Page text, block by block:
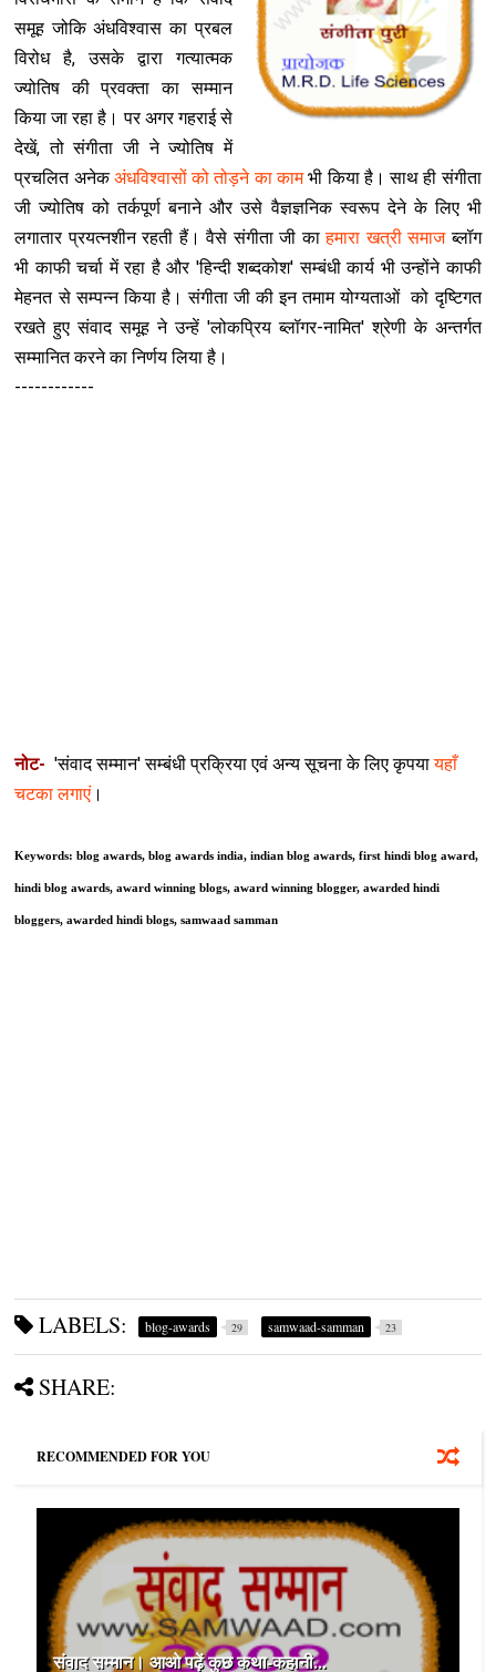
समूह जोकि अंधविश्वास का प्रबल
विरोध है, उसके द्वारा गत्यात्मक
ज्योतिष की प्रवक्ता का सम्मान
किया जा रहा है। पर अगर गहराई से
देखें, तो संगीता जी ने ज्योतिष में
प्रचलित अनेकअंधविश्वासों को तोड़ने का कामभी किया है। साथ ही संगीता
जी ज्योतिष को तर्कपूर्ण बनाने और उसे वैज्ञज्ञनिक स्वरूप देने के लिए भी
लगातार प्रयत्नशीन रहती हैं। वैसे संगीता जी काहमारा खत्री समाजब्लॉग
भी काफी चर्चा में रहा है और 'हिन्दी शब्दकोश' सम्बंधी कार्य भी उन्होंने काफी
मेहनत से सम्पन्न किया है। संगीता जी की इन तमाम योग्यताओं को दृष्टिगत
रखते हुए संवाद समूह ने उन्हें 'लोकप्रिय ब्लॉगर-नामित' श्रेणी के अन्तर्गत
सम्मानित करने का निर्णय लिया है।
------------
नोट- 'संवाद सम्मान' सम्बंधी प्रक्रिया एवं अन्य सूचना के लिए कृपयायहाँ
चटका लगाएं।
Keywords: blog awards, blog awards india, indian blog awards, first hindi blog award,
hindi blog awards, award winning blogs, award winning blogger, awarded hindi
bloggers, awarded hindi blogs, samwaad samman
LABELS: blog-awards 29 samwaad-samman 23
SHARE:
RECOMMENDED FOR YOU
संवाद सम्मान। आओ पढ़ें कुछ कथा-कहानी...